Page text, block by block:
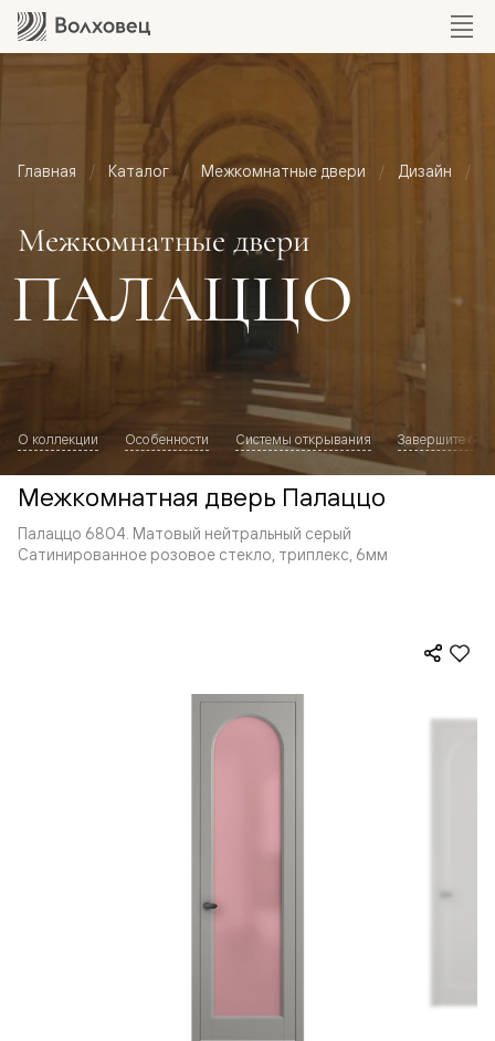
Главная Каталог Межкомнатные двери Дизайн
Межкомнатные двери
ПАЛАЦЦО
О коллекции Особенности Системы открывания Завершите
Межкомнатная дверь Палаццо
Палаццо 6804. Матовый нейтральный серый
Сатинированное розовое стекло, триплекс, 6мм